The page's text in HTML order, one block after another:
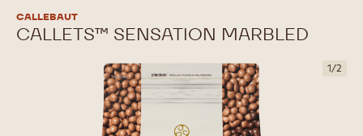
CALLEBAUT
CALLETS™ SENSATION MARBLED
1/2